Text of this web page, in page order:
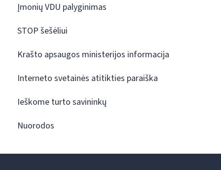
Įmonių VDU palyginimas
STOP šešėliui
Krašto apsaugos ministerijos informacija
Interneto svetainės atitikties paraiška
Ieškome turto savininkų
Nuorodos